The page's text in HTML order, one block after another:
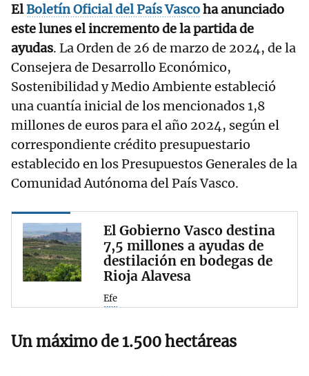
ElBoletín Oficial del País Vascoha anunciado
este lunes el incremento de la partida de
ayudas. La Orden de 26 de marzo de 2024, de la
Consejera de Desarrollo Económico,
Sostenibilidad y Medio Ambiente estableció
una cuantía inicial de los mencionados 1,8
millones de euros para el año 2024, según el
correspondiente crédito presupuestario
establecido en los Presupuestos Generales de la
Comunidad Autónoma del País Vasco.
El Gobierno Vasco destina
7,5 millones a ayudas de
destilación en bodegas de
Rioja Alavesa
Efe
Un máximo de 1.500 hectáreas